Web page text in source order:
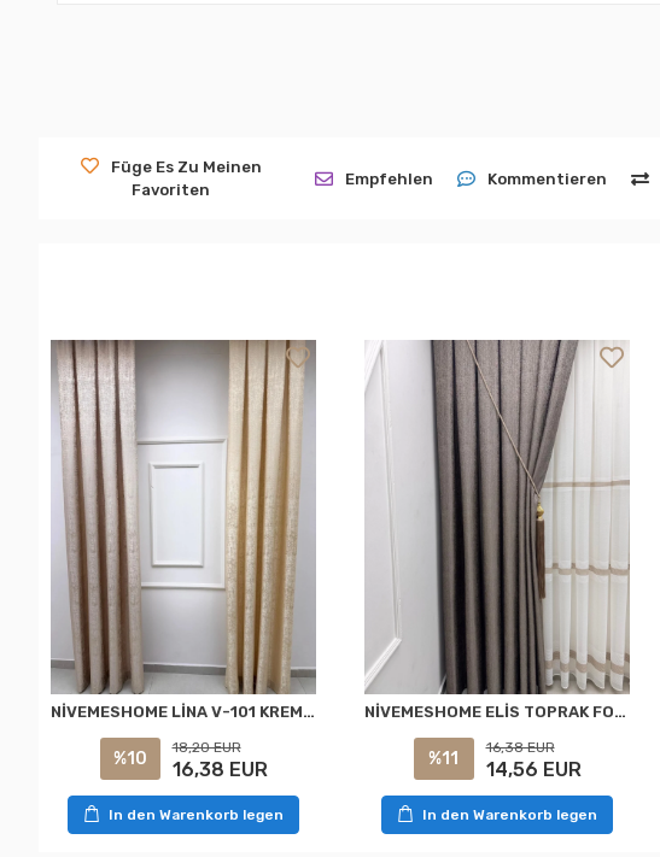
Füge Es Zu Meinen
Favoriten
Empfehlen Kommentieren
NİVEMESHOME LİNA V-101 KREM 1/3 PİLELİ FON PERDE
%10
18,20 EUR
16,38 EUR
In den Warenkorb legen
NİVEMESHOME ELİS TOPRAK FON PERDE 1/3 SIK PİLELİ PERDE APM
%11
16,38 EUR
14,56 EUR
In den Warenkorb legen